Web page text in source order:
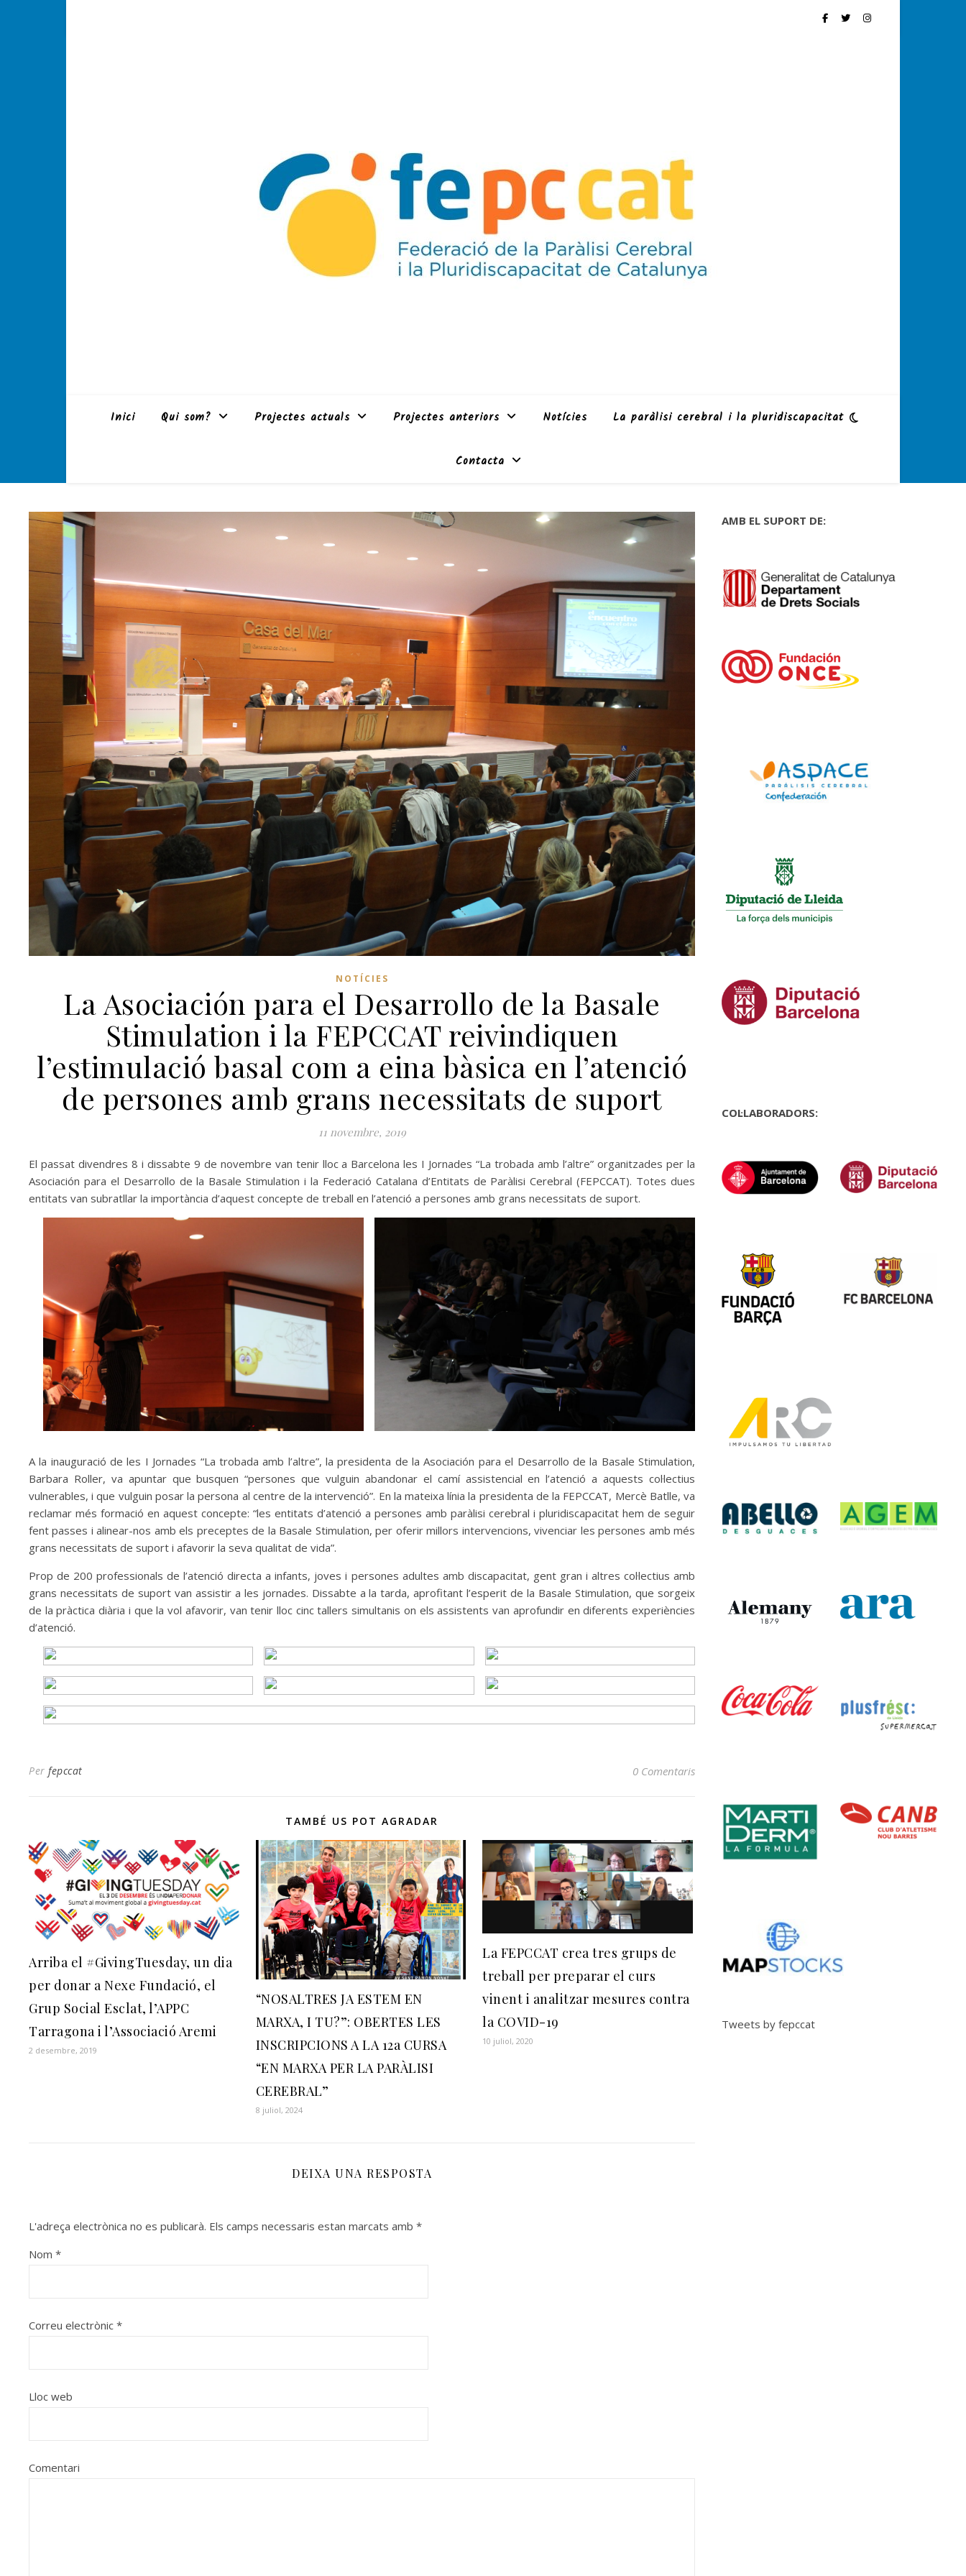
Inici Qui som? Projectes actuals Projectes anteriors Notícies La paràlisi cerebral i la pluridiscapacitat
Contacta
NOTÍCIES
La Asociación para el Desarrollo de la Basale
Stimulation i la FEPCCAT reivindiquen
l’estimulació basal com a eina bàsica en l’atenció
de persones amb grans necessitats de suport
11 novembre, 2019
El passat divendres 8 i dissabte 9 de novembre van tenir lloc a Barcelona les I Jornades “La trobada amb l’altre” organitzades per la
Asociación para el Desarrollo de la Basale Stimulation i la Federació Catalana d’Entitats de Paràlisi Cerebral (FEPCCAT). Totes dues
entitats van subratllar la importància d’aquest concepte de treball en l’atenció a persones amb grans necessitats de suport.
A la inauguració de les I Jornades “La trobada amb l’altre”, la presidenta de la Asociación para el Desarrollo de la Basale Stimulation,
Barbara Roller, va apuntar que busquen “persones que vulguin abandonar el camí assistencial en l’atenció a aquests col·lectius
vulnerables, i que vulguin posar la persona al centre de la intervenció”. En la mateixa línia la presidenta de la FEPCCAT, Mercè Batlle, va
reclamar més formació en aquest concepte: “les entitats d’atenció a persones amb paràlisi cerebral i pluridiscapacitat hem de seguir
fent passes i alinear-nos amb els preceptes de la Basale Stimulation, per oferir millors intervencions, vivenciar les persones amb més
grans necessitats de suport i afavorir la seva qualitat de vida”.
Prop de 200 professionals de l’atenció directa a infants, joves i persones adultes amb discapacitat, gent gran i altres col·lectius amb
grans necessitats de suport van assistir a les jornades. Dissabte a la tarda, aprofitant l’esperit de la Basale Stimulation, que sorgeix
de la pràctica diària i que la vol afavorir, van tenir lloc cinc tallers simultanis on els assistents van aprofundir en diferents experiències
d’atenció.
Per fepccat 0 Comentaris
TAMBÉ US POT AGRADAR
Arriba el #GivingTuesday, un dia
per donar a Nexe Fundació, el
Grup Social Esclat, l’APPC
Tarragona i l’Associació Aremi
2 desembre, 2019
“NOSALTRES JA ESTEM EN
MARXA, I TU?”: OBERTES LES
INSCRIPCIONS A LA 12a CURSA
“EN MARXA PER LA PARÀLISI
CEREBRAL”
8 juliol, 2024
La FEPCCAT crea tres grups de
treball per preparar el curs
vinent i analitzar mesures contra
la COVID-19
10 juliol, 2020
DEIXA UNA RESPOSTA
L'adreça electrònica no es publicarà. Els camps necessaris estan marcats amb *
Nom *
Correu electrònic *
Lloc web
Comentari
AMB EL SUPORT DE:
COL·LABORADORS:
Tweets by fepccat